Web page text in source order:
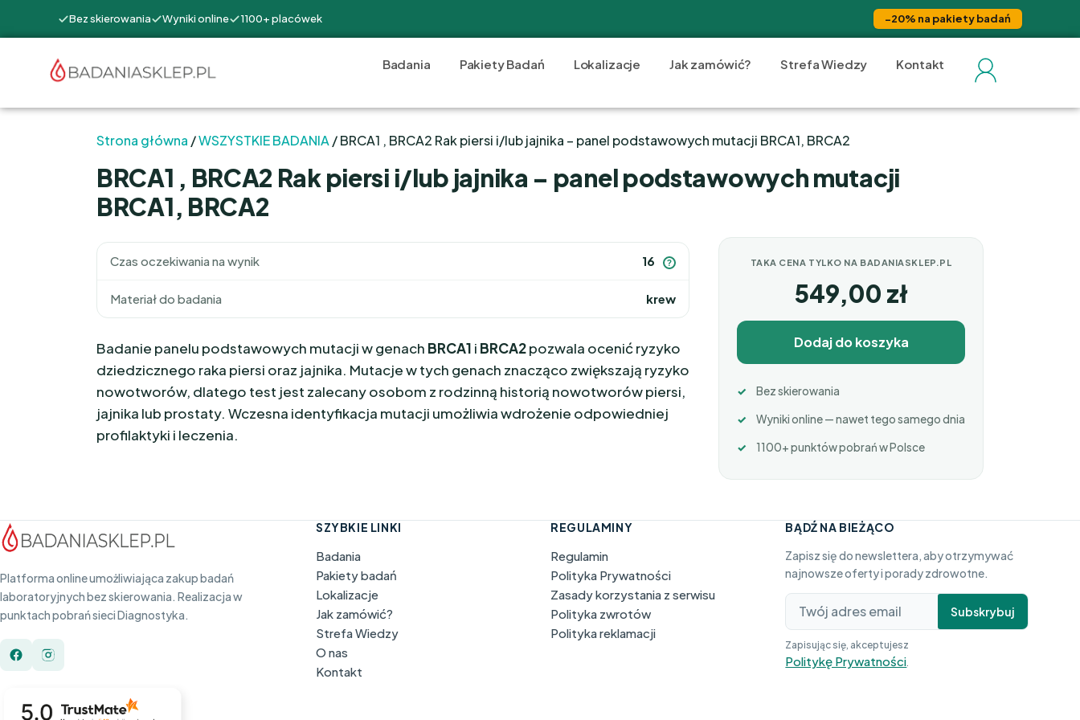
Bez skierowania Wyniki online 1100+ placówek −20% na pakiety badań
Badania Pakiety Badań Lokalizacje Jak zamówić? Strefa Wiedzy Kontakt
Strona główna /WSZYSTKIE BADANIA / BRCA1 , BRCA2 Rak piersi i/lub jajnika – panel podstawowych mutacji BRCA1, BRCA2
BRCA1 , BRCA2 Rak piersi i/lub jajnika – panel podstawowych mutacji
BRCA1, BRCA2
Czas oczekiwania na wynik 16 ?
Materiał do badania krew
Badanie panelu podstawowych mutacji w genach BRCA1 i BRCA2pozwala ocenić ryzyko
dziedzicznego raka piersi oraz jajnika. Mutacje w tych genach znacząco zwiększają ryzyko
nowotworów, dlatego test jest zalecany osobom z rodzinną historią nowotworów piersi,
jajnika lub prostaty. Wczesna identyfikacja mutacji umożliwia wdrożenie odpowiedniej
profilaktyki i leczenia.
TAKA CENA TYLKO NA BADANIASKLEP.PL
549,00 zł
Dodaj do koszyka
Bez skierowania
Wyniki online — nawet tego samego dnia
1100+ punktów pobrań w Polsce
Platforma online umożliwiająca zakup badań
laboratoryjnych bez skierowania. Realizacja w
punktach pobrań sieci Diagnostyka.
SZYBKIE LINKI
Badania
Pakiety badań
Lokalizacje
Jak zamówić?
Strefa Wiedzy
O nas
Kontakt
REGULAMINY
Regulamin
Polityka Prywatności
Zasady korzystania z serwisu
Polityka zwrotów
Polityka reklamacji
BĄDŹ NA BIEŻĄCO
Zapisz się do newslettera, aby otrzymywać
najnowsze oferty i porady zdrowotne.
Subskrybuj
Zapisując się, akceptujesz
Politykę Prywatności.